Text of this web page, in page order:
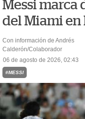
Messi marca
del Miami en
Con información de Andrés
Calderón/Colaborador
06 de agosto de 2026, 02:43
#MESSI